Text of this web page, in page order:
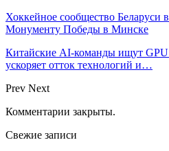
Хоккейное сообщество Беларуси
Монументу Победы в Минске
Китайские AI-команды ищут
ускоряет отток технологий и…
Prev Next
Комментарии закрыты.
Свежие записи